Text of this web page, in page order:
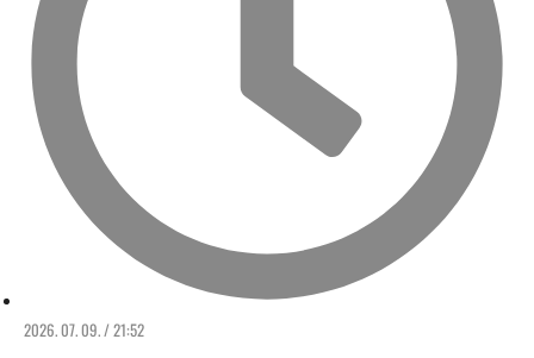
2026. 07. 09. / 21:52